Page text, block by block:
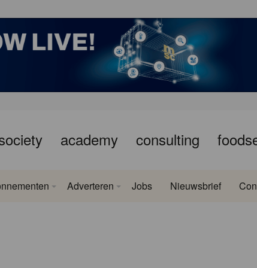
academy consulting
Adverteren Jobs Nieuwsbrief